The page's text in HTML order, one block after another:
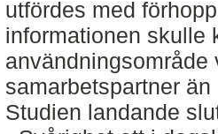
utfördes med
informationen skulle
användningsområde
samarbetspartner
Studien landande